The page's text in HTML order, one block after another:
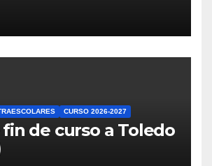
CURSO 2026-2027
de curso a Toledo